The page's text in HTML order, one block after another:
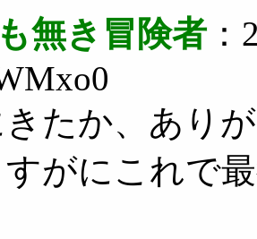
無き冒険者
たか、あり
がにこれで